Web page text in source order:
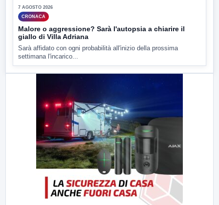
7 AGOSTO 2026
CRONACA
Malore o aggressione? Sarà l'autopsia a chiarire il
giallo di Villa Adriana
Sarà affidato con ogni probabilità all'inizio della prossima
settimana l'incarico...